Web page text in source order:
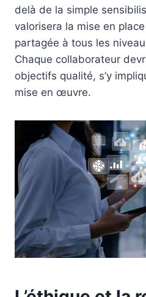
delà de la simple
valorisera la mise en
partagée à tous les
Chaque collaborateur
objectifs qualité, s’y
mise en œuvre.